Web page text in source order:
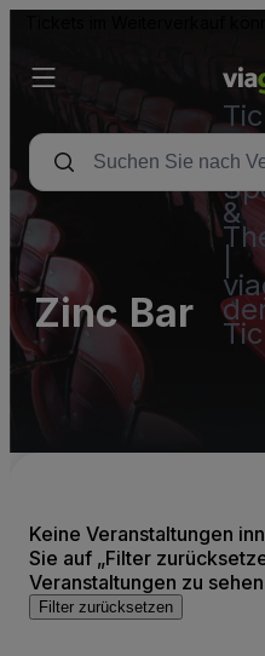
-
&
Zinc Bar
Keine Veranstaltungen
Sie auf „Filter
Veranstaltungen zu
Filter zurücksetzen